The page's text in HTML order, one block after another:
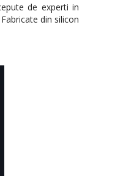
de experti in
din silicon